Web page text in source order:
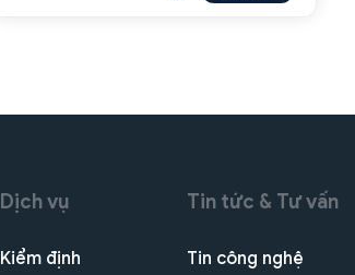
Dịch vụ
Kiểm định
Tin tức & Tư vấn
Tin công nghệ